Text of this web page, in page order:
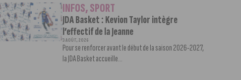
INFOS,SPORT
JDA Basket : Kevion Taylor intègre
l’effectif de la Jeanne
3 AOÛT, 2026
Pour se renforcer avant le début de la saison 2026-2027,
la JDA Basket accueille...